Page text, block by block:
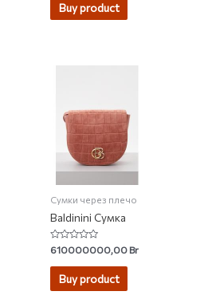
Buy product
Сумки через плечо
Baldinini Сумка
Rated
0
out
610000000,00Br
Buy product